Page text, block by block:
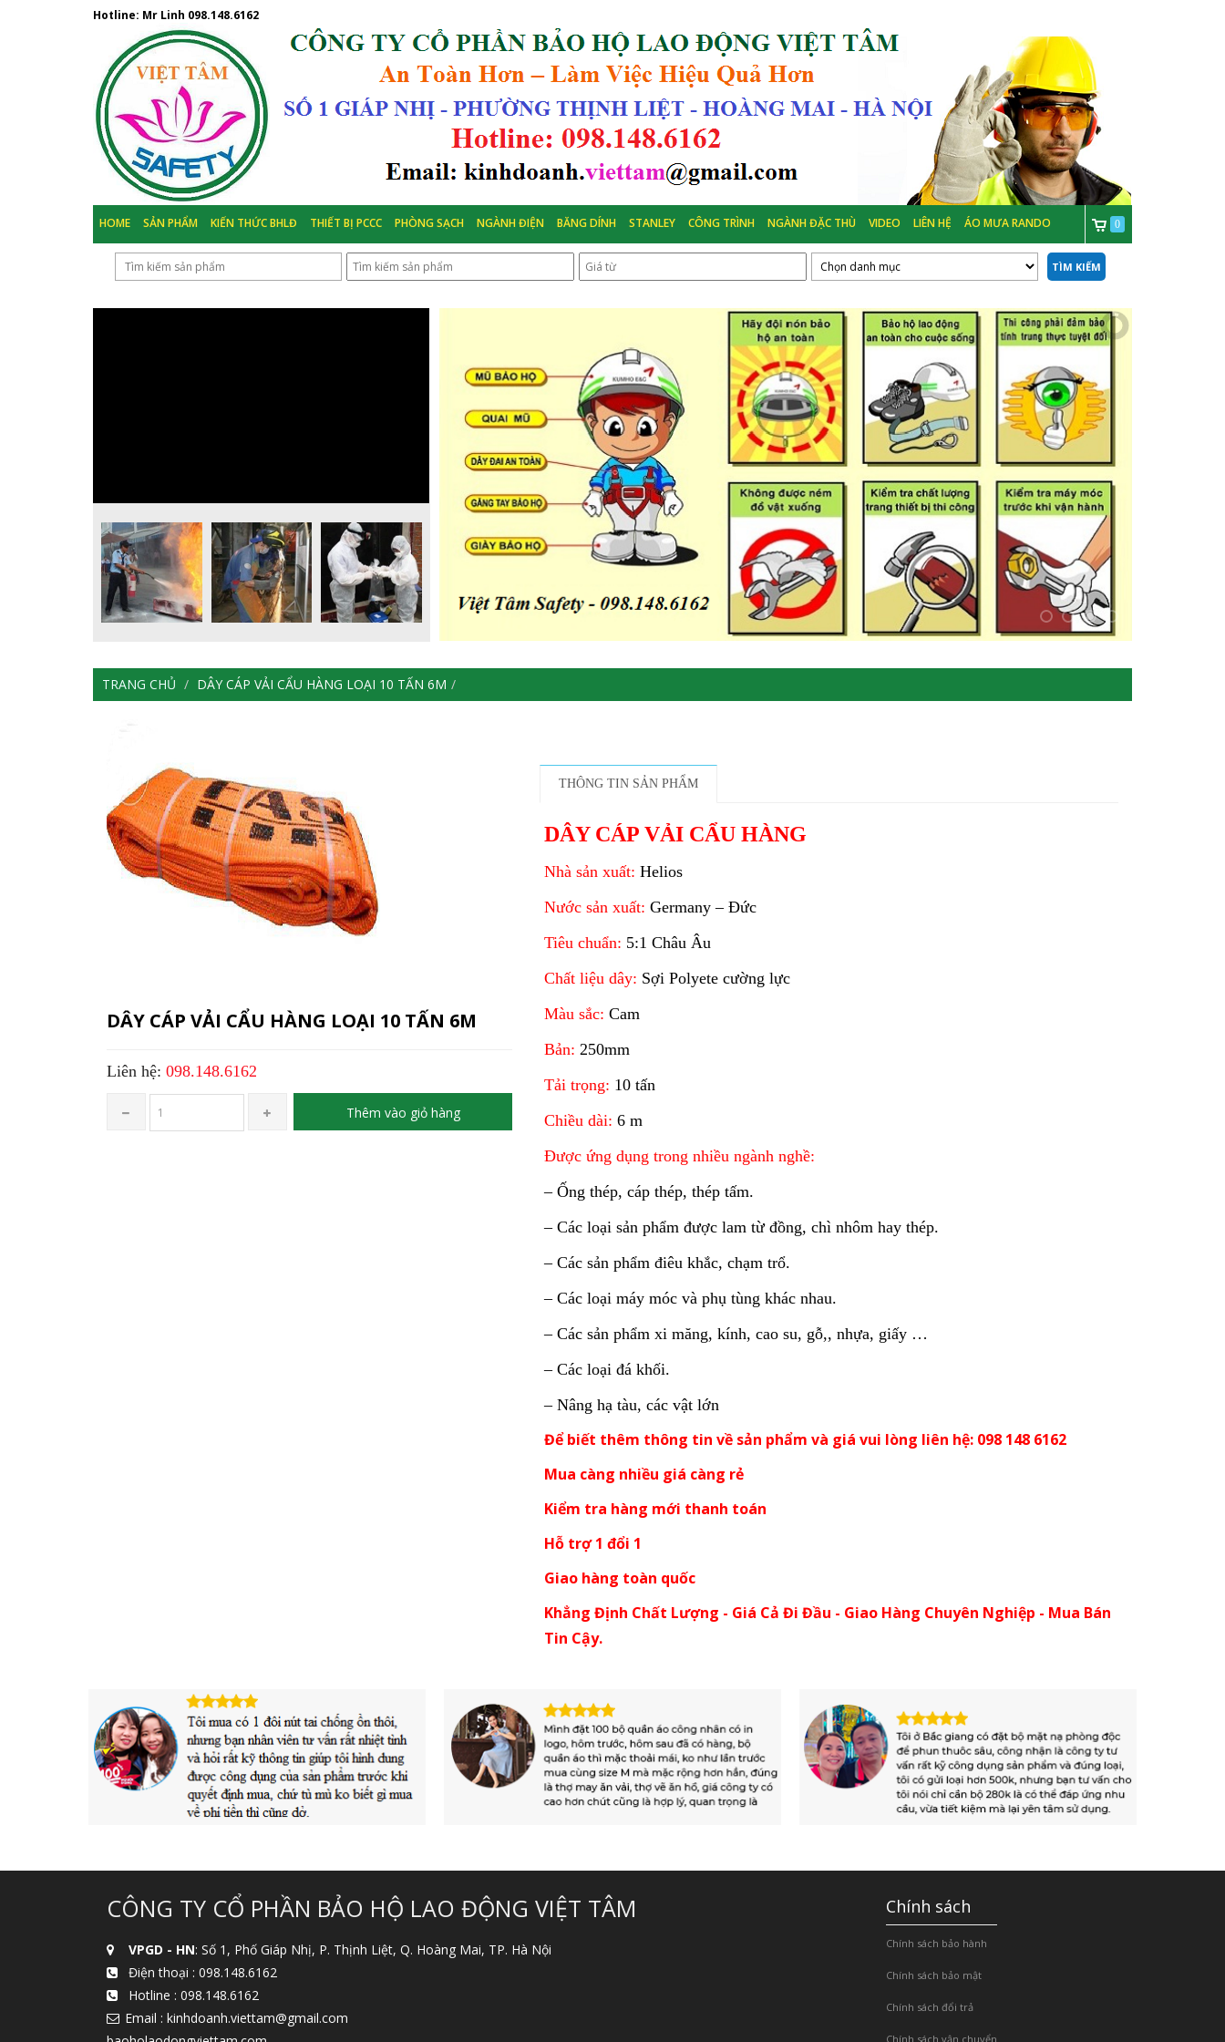
Hotline: Mr Linh 098.148.6162
HOME SẢN PHẨM KIẾN THỨC BHLĐ THIẾT BỊ PCCC PHÒNG SẠCH NGÀNH ĐIỆN BĂNG DÍNH STANLEY CÔNG TRÌNH NGÀNH ĐẶC THÙ VIDEO LIÊN HỆ ÁO MƯA RANDO 0
TÌM KIẾM
TRANG CHỦ DÂY CÁP VẢI CẨU HÀNG LOẠI 10 TẤN 6M
DÂY CÁP VẢI CẨU HÀNG LOẠI 10 TẤN 6M
Liên hệ: 098.148.6162
Thêm vào giỏ hàng
THÔNG TIN SẢN PHẨM
DÂY CÁP VẢI CẨU HÀNG
Nhà sản xuất: Helios
Nước sản xuất: Germany – Đức
Tiêu chuẩn: 5:1 Châu Âu
Chất liệu dây: Sợi Polyete cường lực
Màu sắc: Cam
Bản: 250mm
Tải trọng: 10 tấn
Chiều dài: 6 m
Được ứng dụng trong nhiều ngành nghề:
– Ống thép, cáp thép, thép tấm.
– Các loại sản phẩm được lam từ đồng, chì nhôm hay thép.
– Các sản phẩm điêu khắc, chạm trổ.
– Các loại máy móc và phụ tùng khác nhau.
– Các sản phẩm xi măng, kính, cao su, gỗ,, nhựa, giấy …
– Các loại đá khối.
– Nâng hạ tàu, các vật lớn
Để biết thêm thông tin về sản phẩm và giá vui lòng liên hệ: 098 148 6162
Mua càng nhiều giá càng rẻ
Kiểm tra hàng mới thanh toán
Hỗ trợ 1 đổi 1
Giao hàng toàn quốc
Khẳng Định Chất Lượng - Giá Cả Đi Đầu - Giao Hàng Chuyên Nghiệp - Mua Bán
Tin Cậy.
CÔNG TY CỔ PHẦN BẢO HỘ LAO ĐỘNG VIỆT TÂM
VPGD - HN: Số 1, Phố Giáp Nhị, P. Thịnh Liệt, Q. Hoàng Mai, TP. Hà Nội
Điện thoại : 098.148.6162
Hotline : 098.148.6162
Email : kinhdoanh.viettam@gmail.com
Chính sách
Chính sách bảo hành
Chính sách bảo mật
Chính sách đổi trả
Chính sách vận chuyển